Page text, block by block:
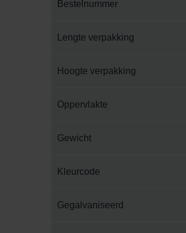
Bestelnummer
Lengte verpakking
Hoogte verpakking
Oppervlakte
Gewicht
Kleurcode
Gegalvaniseerd